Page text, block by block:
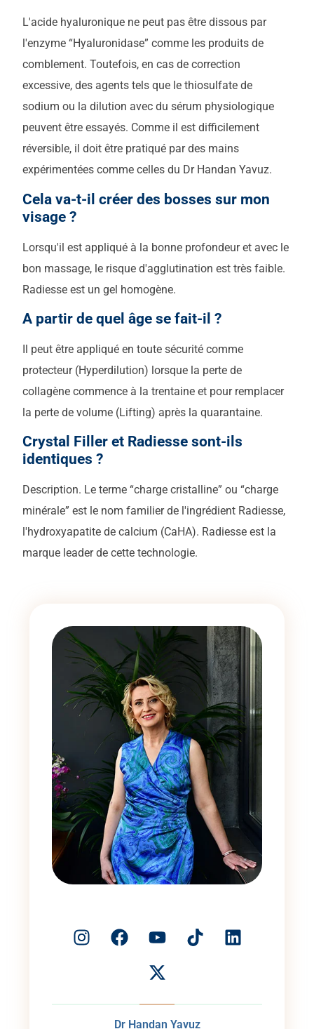
L'acide hyaluronique ne peut pas être dissous par
l'enzyme “Hyaluronidase” comme les produits de
comblement. Toutefois, en cas de correction
excessive, des agents tels que le thiosulfate de
sodium ou la dilution avec du sérum physiologique
peuvent être essayés. Comme il est difficilement
réversible, il doit être pratiqué par des mains
expérimentées comme celles du Dr Handan Yavuz.
Cela va-t-il créer des bosses sur mon
visage ?
Lorsqu'il est appliqué à la bonne profondeur et avec le
bon massage, le risque d'agglutination est très faible.
Radiesse est un gel homogène.
A partir de quel âge se fait-il ?
Il peut être appliqué en toute sécurité comme
protecteur (Hyperdilution) lorsque la perte de
collagène commence à la trentaine et pour remplacer
la perte de volume (Lifting) après la quarantaine.
Crystal Filler et Radiesse sont-ils
identiques ?
Description. Le terme “charge cristalline” ou “charge
minérale” est le nom familier de l'ingrédient Radiesse,
l'hydroxyapatite de calcium (CaHA). Radiesse est la
marque leader de cette technologie.
Dr Handan Yavuz